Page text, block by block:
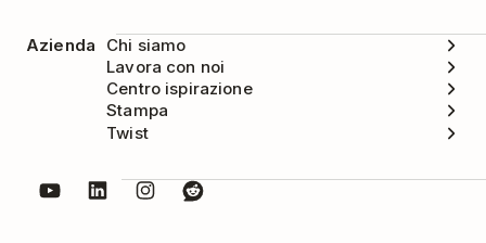
Azienda
Chi siamo
Lavora con noi
Centro ispirazione
Stampa
Twist